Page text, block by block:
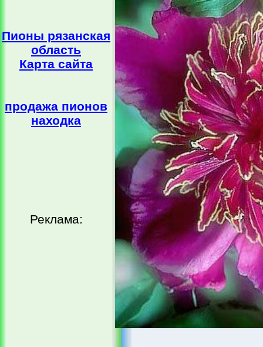
Пионы рязанская
область
Карта сайта
продажа пионов
находка
Реклама: